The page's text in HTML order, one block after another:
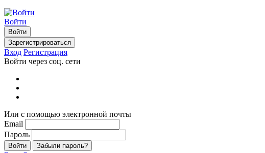
Войти
Войти
Зарегистрироваться
Вход Регистрация
Войти через соц. сети
Или с помощью электронной почты
Email
Пароль
Войти Забыли пароль?